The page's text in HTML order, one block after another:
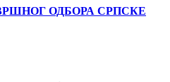
ОДБОРА СРПСКЕ